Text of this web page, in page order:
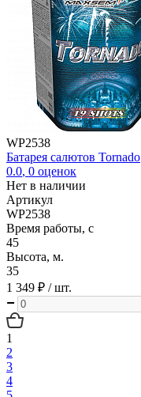
WP2538
Батарея салютов Tornado
0.0, 0 оценок
Нет в наличии
Артикул
WP2538
Время работы, с
45
Высота, м.
35
1 349 ₽ / шт.
1
2
3
4